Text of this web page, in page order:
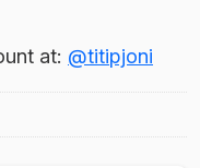
at: @titipjoni